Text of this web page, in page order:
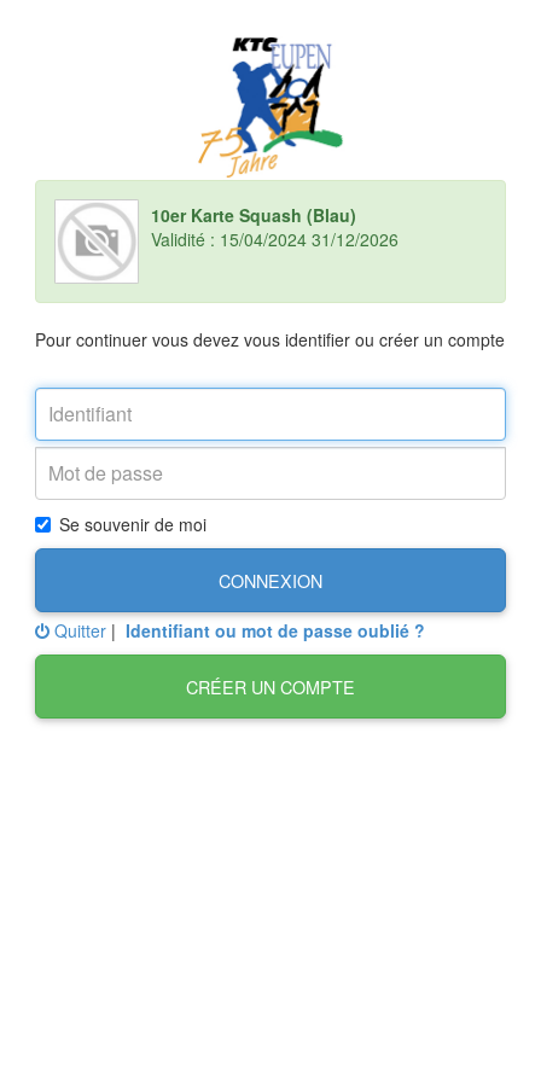
10er Karte Squash (Blau)
Validité : 15/04/2024 31/12/2026
Pour continuer vous devez vous identifier ou créer un compte
Se souvenir de moi
CONNEXION
Quitter | Identifiant ou mot de passe oublié ?
CRÉER UN COMPTE